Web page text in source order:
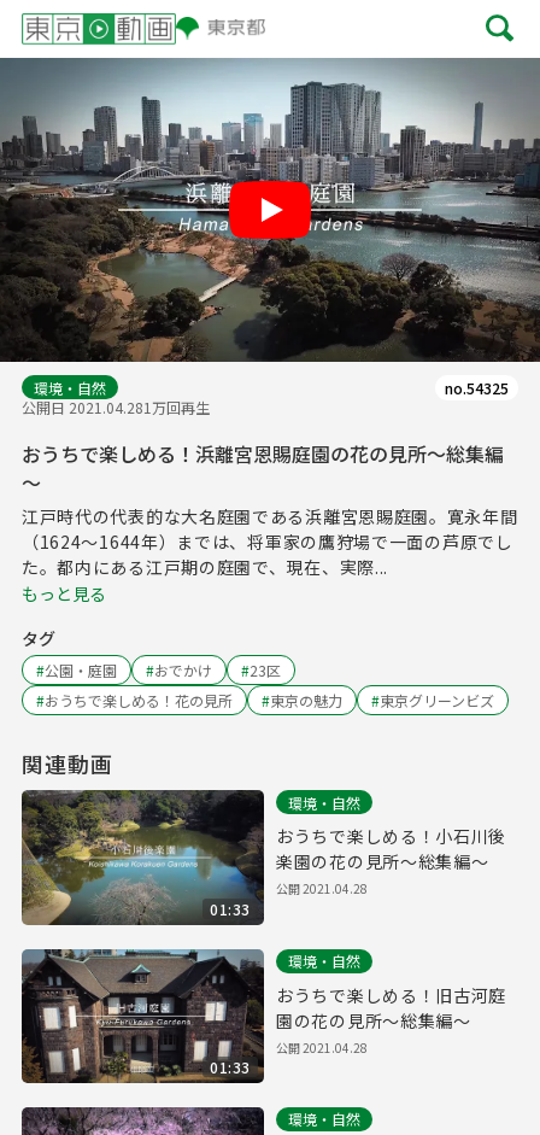
Play
環境・自然
公開日 2021.04.281万回再生
no.54325
おうちで楽しめる！浜離宮恩賜庭園の花の見所～総集編
～
江戸時代の代表的な大名庭園である浜離宮恩賜庭園。寛永年間
（1624～1644年）までは、将軍家の鷹狩場で一面の芦原でし
た。都内にある江戸期の庭園で、現在、実際...
もっと見る
タグ
#公園・庭園 #おでかけ #23区
#おうちで楽しめる！花の見所 #東京の魅力 #東京グリーンビズ
関連動画
01:33
環境・自然
おうちで楽しめる！小石川後
楽園の花の見所～総集編～
公開2021.04.28
01:33
環境・自然
おうちで楽しめる！旧古河庭
園の花の見所～総集編～
公開2021.04.28
環境・自然